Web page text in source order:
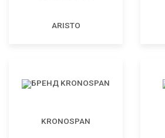
ARISTO
KRONOSPAN